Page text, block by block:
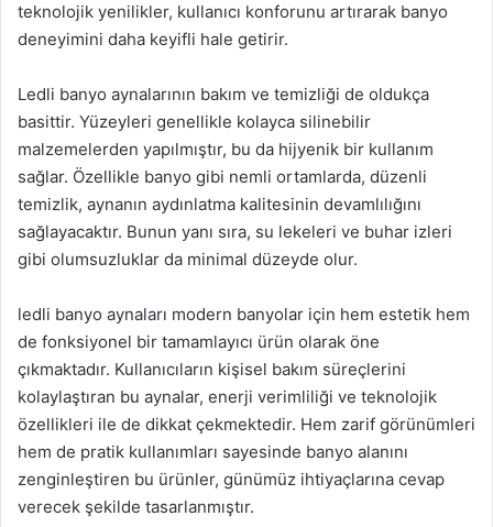
teknolojik yenilikler, kullanıcı konforunu artırarak banyo
deneyimini daha keyifli hale getirir.
Ledli banyo aynalarının bakım ve temizliği de oldukça
basittir. Yüzeyleri genellikle kolayca silinebilir
malzemelerden yapılmıştır, bu da hijyenik bir kullanım
sağlar. Özellikle banyo gibi nemli ortamlarda, düzenli
temizlik, aynanın aydınlatma kalitesinin devamlılığını
sağlayacaktır. Bunun yanı sıra, su lekeleri ve buhar izleri
gibi olumsuzluklar da minimal düzeyde olur.
ledli banyo aynaları modern banyolar için hem estetik hem
de fonksiyonel bir tamamlayıcı ürün olarak öne
çıkmaktadır. Kullanıcıların kişisel bakım süreçlerini
kolaylaştıran bu aynalar, enerji verimliliği ve teknolojik
özellikleri ile de dikkat çekmektedir. Hem zarif görünümleri
hem de pratik kullanımları sayesinde banyo alanını
zenginleştiren bu ürünler, günümüz ihtiyaçlarına cevap
verecek şekilde tasarlanmıştır.